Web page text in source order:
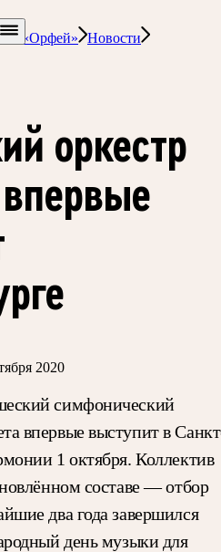
«Орфей»
Новости
оркестр
2020
симфонический
впервые выступит в
1 октября. Коллектив
составе — отбор
два года завершился
день музыки для